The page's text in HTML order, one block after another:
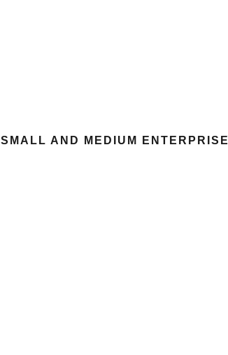
SMALL AND MEDIUM ENTERPRISE